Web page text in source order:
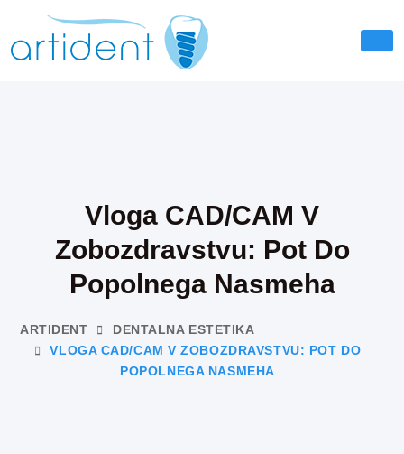
Vloga CAD/CAM V
Zobozdravstvu: Pot Do
Popolnega Nasmeha
ARTIDENT
DENTALNA ESTETIKA
VLOGA CAD/CAM V ZOBOZDRAVSTVU: POT DO
POPOLNEGA NASMEHA